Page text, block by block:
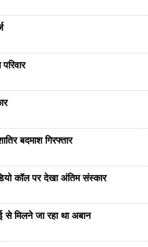
बदमाश गिरफ्तार
कॉल पर देखा अंतिम संस्कार
मिलने जा रहा था अबान